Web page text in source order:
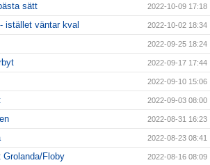
sätt 2022-10-09 17:18
istället väntar kval 2022-10-02 18:34
2022-09-25 18:24
2022-09-17 17:44
2022-09-10 15:06
2022-09-03 08:00
2022-08-31 16:23
2022-08-23 08:41
Grolanda/Floby 2022-08-16 08:09